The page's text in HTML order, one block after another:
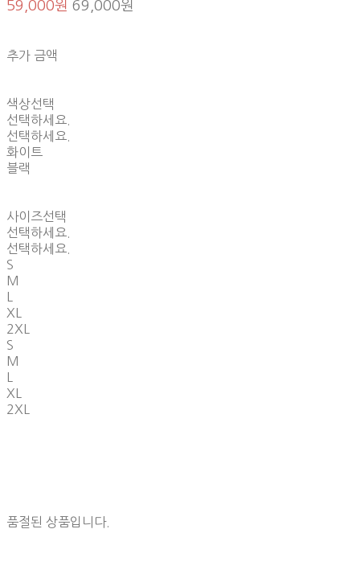
59,000원 69,000원
추가 금액
색상선택
선택하세요.
선택하세요.
화이트
블랙
사이즈선택
선택하세요.
선택하세요.
S
M
XL
2XL
S
M
XL
2XL
품절된 상품입니다.